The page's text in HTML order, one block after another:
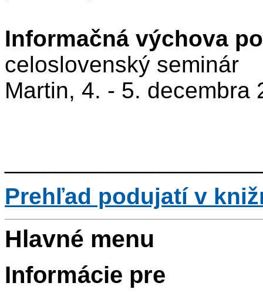
Informačná výchova
celoslovenský seminár
Martin, 4. - 5. decembra
Prehľad podujatí v
Hlavné menu
Informácie pre